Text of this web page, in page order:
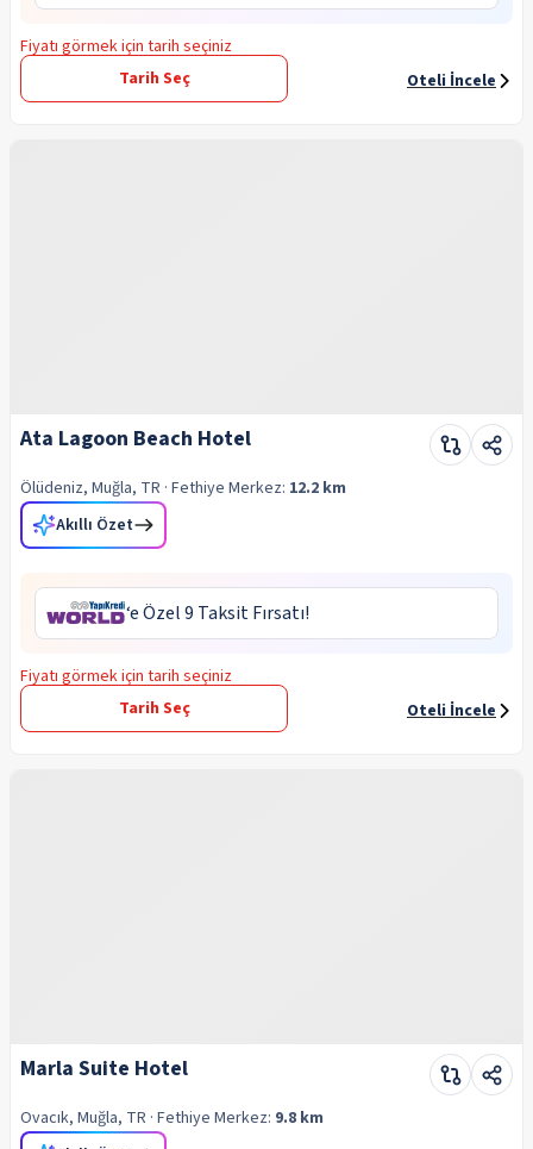
Fiyatı görmek için tarih seçiniz
Tarih Seç
Oteli İncele
Ata Lagoon Beach Hotel
Ölüdeniz, Muğla, TR · Fethiye Merkez: 12.2 km
Akıllı Özet
‘e Özel 9 Taksit Fırsatı!
Fiyatı görmek için tarih seçiniz
Tarih Seç
Oteli İncele
Marla Suite Hotel
Ovacık, Muğla, TR · Fethiye Merkez: 9.8 km